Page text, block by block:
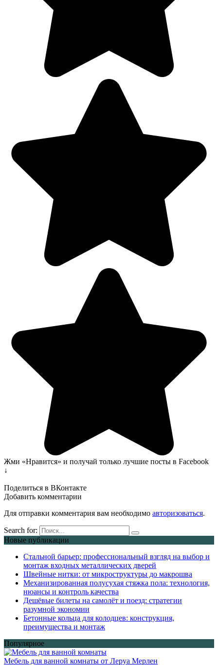
Жми «Нравится» и получай только лучшие посты в Facebook
↓
Поделиться в ВКонтакте
Добавить комментарии
Для отправки комментария вам необходимо авторизоваться.
Search for:
Новые публикации
Стальной барьер: профессиональный взгляд на выбор и
монтаж входных металлических дверей
Швейные нитки: от микроструктуры до макрошва
Механизированная полусухая стяжка пола: технология,
нюансы и контроль качества
Дешёвые билеты на самолёт и поезд: стратегии
разумной экономии
Бетонные кольца для колодцев: конструкция,
преимущества и монтаж
Популярное
Мебель для ванной комнаты от Леруа Мерлен